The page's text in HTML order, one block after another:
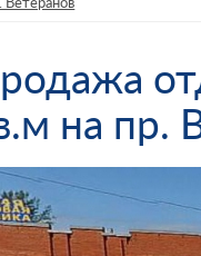
Ветеранов
на пр.